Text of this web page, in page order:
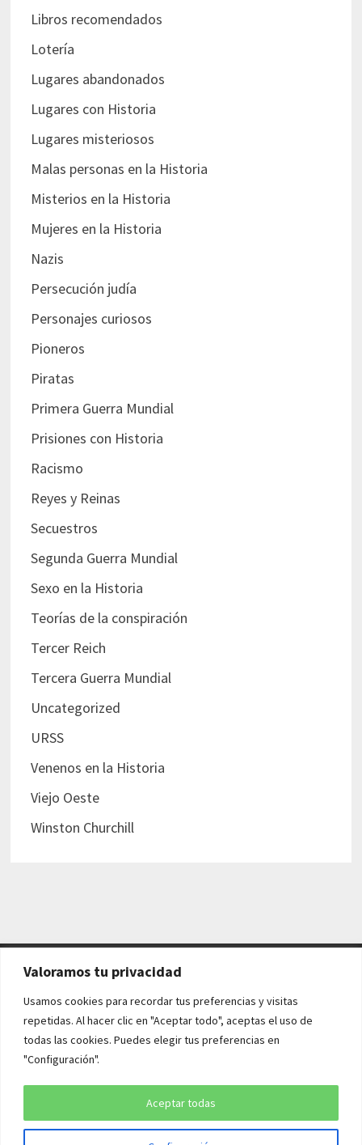
Valoramos tu privacidad
Usamos cookies para recordar tus preferencias y visitas
repetidas. Al hacer clic en "Aceptar todo", aceptas el uso de
todas las cookies. Puedes elegir tus preferencias en
"Configuración".
Aceptar todas
Libros recomendados
Lotería
Lugares abandonados
Lugares con Historia
Lugares misteriosos
Malas personas en la Historia
Misterios en la Historia
Mujeres en la Historia
Nazis
Persecución judía
Personajes curiosos
Pioneros
Piratas
Primera Guerra Mundial
Prisiones con Historia
Racismo
Reyes y Reinas
Secuestros
Segunda Guerra Mundial
Sexo en la Historia
Teorías de la conspiración
Tercer Reich
Tercera Guerra Mundial
Uncategorized
URSS
Venenos en la Historia
Viejo Oeste
Winston Churchill
AVISO LEGAL Y POLÍTICAS
Aviso legal
Política de cookies